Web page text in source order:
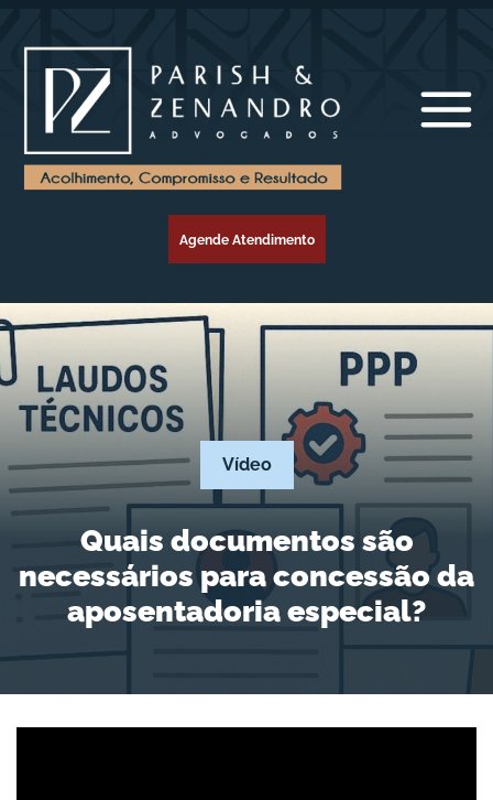
Agende Atendimento
Vídeo
Quais documentos são
necessários para concessão da
aposentadoria especial?